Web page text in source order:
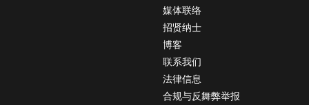
媒体联络
招贤纳士
博客
联系我们
法律信息
合规与反舞弊举报